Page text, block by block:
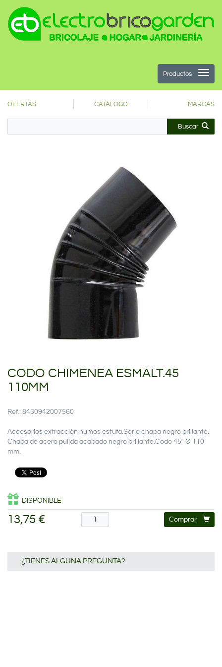
Productos
OFERTAS CATÁLOGO MARCAS
Buscar
CODO CHIMENEA ESMALT.45
110MM
Ref.: 8430942007560
Accesorios extracción humos estufa.Serie chapa negro brillante.
Chapa de acero pulida acabado negro brillante.Codo 45º Ø 110
mm.
DISPONIBLE
13,75 € Comprar
¿TIENES ALGUNA PREGUNTA?